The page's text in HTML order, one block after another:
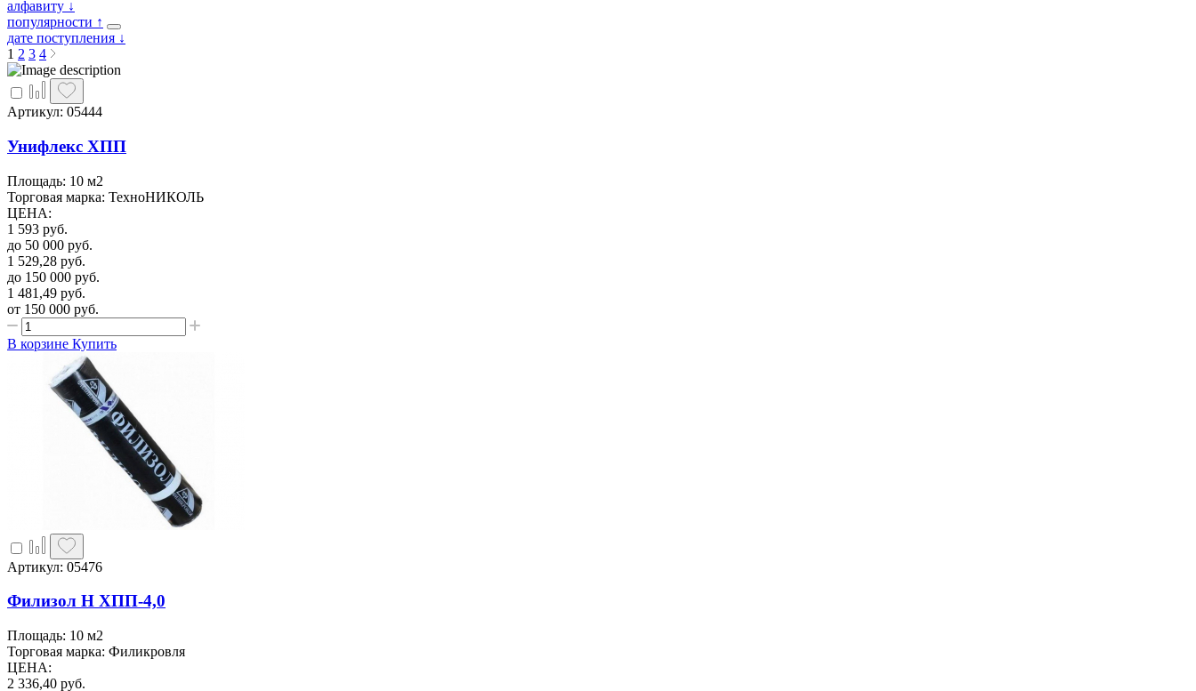
алфавиту ↓
популярности ↑
дате поступления ↓
1 2 3 4
Артикул: 05444
Унифлекс ХПП
Площадь: 10 м2
Торговая марка: ТехноНИКОЛЬ
ЦЕНА:
1 593 руб.
до 50 000 руб.
1 529,28 руб.
до 150 000 руб.
1 481,49 руб.
от 150 000 руб.
В корзине Купить
Артикул: 05476
Филизол Н ХПП-4,0
Площадь: 10 м2
Торговая марка: Филикровля
ЦЕНА:
2 336,40 руб.